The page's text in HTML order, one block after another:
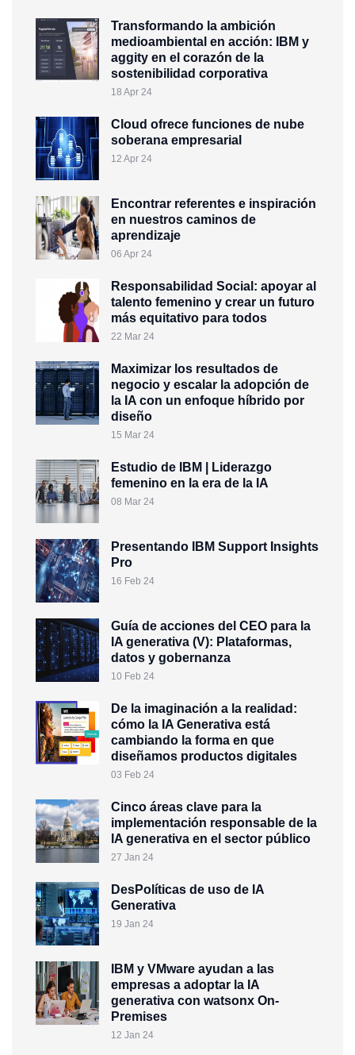
Transformando la ambición
medioambiental en acción: IBM y
aggity en el corazón de la
sostenibilidad corporativa
18 Apr 24
Cloud ofrece funciones de nube
soberana empresarial
12 Apr 24
Encontrar referentes e inspiración
en nuestros caminos de
aprendizaje
06 Apr 24
Responsabilidad Social: apoyar al
talento femenino y crear un futuro
más equitativo para todos
22 Mar 24
Maximizar los resultados de
negocio y escalar la adopción de
la IA con un enfoque híbrido por
diseño
15 Mar 24
Estudio de IBM | Liderazgo
femenino en la era de la IA
08 Mar 24
Presentando IBM Support Insights
Pro
16 Feb 24
Guía de acciones del CEO para la
IA generativa (V): Plataformas,
datos y gobernanza
10 Feb 24
De la imaginación a la realidad:
cómo la IA Generativa está
cambiando la forma en que
diseñamos productos digitales
03 Feb 24
Cinco áreas clave para la
implementación responsable de la
IA generativa en el sector público
27 Jan 24
DesPolíticas de uso de IA
Generativa
19 Jan 24
IBM y VMware ayudan a las
empresas a adoptar la IA
generativa con watsonx On-
Premises
12 Jan 24